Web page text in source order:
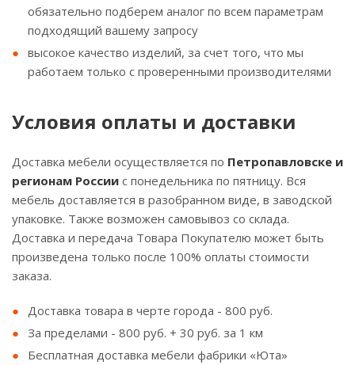
обязательно подберем аналог по всем параметрам
подходящий вашему запросу
высокое качество изделий, за счет того, что мы
работаем только с проверенными производителями
Условия оплаты и доставки
Доставка мебели осуществляется по Петропавловске и
регионам России с понедельника по пятницу. Вся
мебель доставляется в разобранном виде, в заводской
упаковке. Также возможен самовывоз со склада.
Доставка и передача Товара Покупателю может быть
произведена только после 100% оплаты стоимости
заказа.
Доставка товара в черте города - 800 руб.
За пределами - 800 руб. + 30 руб. за 1 км
Бесплатная доставка мебели фабрики «Юта»